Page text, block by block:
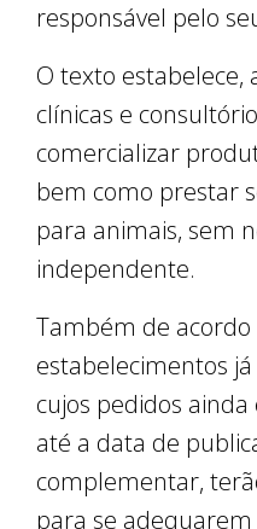
responsável pelo
O texto estabelece,
clínicas e
comercializar
bem como prestar
para animais, sem
independente.
Também de
estabelecimentos
cujos pedidos
até a data de
complementar,
para se adequarem